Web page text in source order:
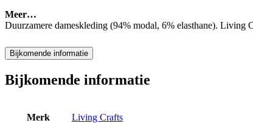
Meer…
Duurzamere dameskleding (94% modal, 6% elasthane). Living
Bijkomende informatie
Bijkomende informatie
Merk Living Crafts